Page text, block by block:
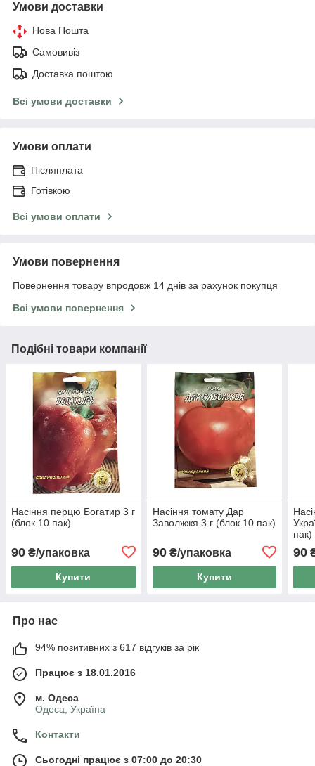
Умови доставки
Нова Пошта
Самовивіз
Доставка поштою
Всі умови доставки
Умови оплати
Післяплата
Готівкою
Всі умови оплати
Умови повернення
Повернення товару впродовж 14 днів за рахунок покупця
Всі умови повернення
Подібні товари компанії
Насіння перцю Богатир 3 г
(блок 10 пак)
90 ₴/упаковка
Купити
Насіння томату Дар
Заволжжя 3 г (блок 10 пак)
90₴/упаковка
Купити
пак)
90
Про нас
94% позитивних з 617 відгуків за рік
Працює з 18.01.2016
м. Одеса
Одеса, Україна
Контакти
Сьогодні працює з 07:00 до 20:30